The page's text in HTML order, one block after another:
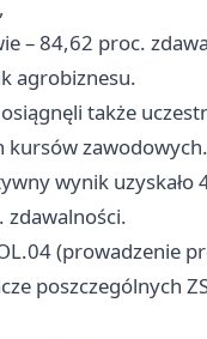
– 84,62 proc.
agrobiznesu.
także
kursów
wynik uzyskało
zdawalności.
(prowadzenie
poszczególnych